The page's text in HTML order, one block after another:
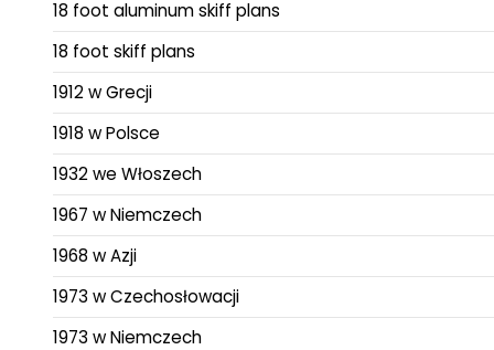
18 foot aluminum skiff plans
18 foot skiff plans
1912 w Grecji
1918 w Polsce
1932 we Włoszech
1967 w Niemczech
1968 w Azji
1973 w Czechosłowacji
1973 w Niemczech